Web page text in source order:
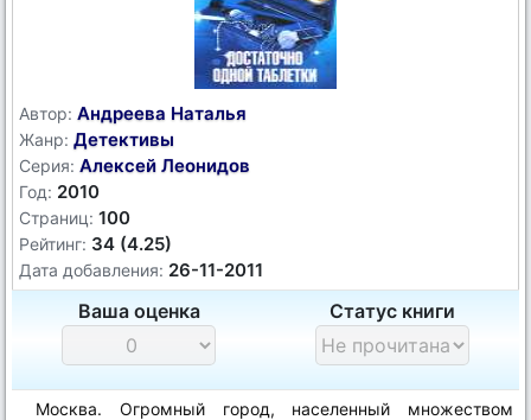
Автор: Андреева Наталья
Жанр: Детективы
Серия: Алексей Леонидов
Год: 2010
Страниц: 100
Рейтинг: 34 (4.25)
Дата добавления: 26-11-2011
Ваша оценка Статус книги
Москва. Огромный город, населенный множеством